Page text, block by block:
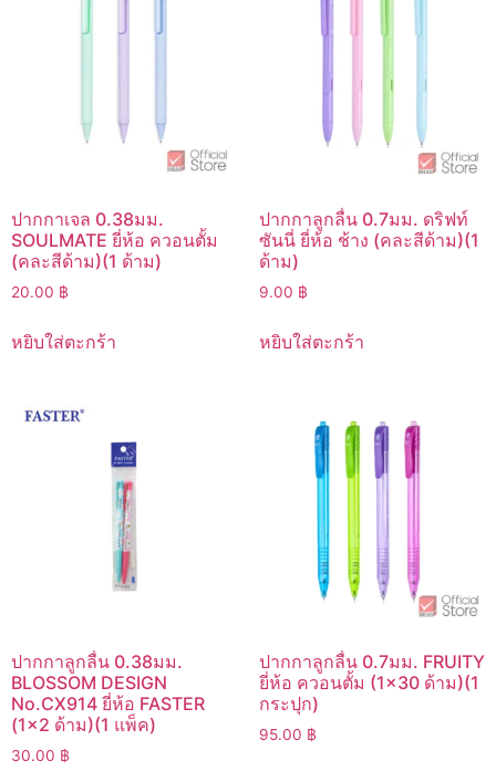
ปากกาเจล 0.38มม.
SOULMATE ยี่ห้อ ควอนตั้ม
(คละสีด้าม)(1 ด้าม)
20.00 ฿
หยิบใส่ตะกร้า
ปากกาลูกลื่น 0.7มม. ดริฟท์
ซันนี่ ยี่ห้อ ช้าง (คละสีด้าม)(1
ด้าม)
9.00 ฿
หยิบใส่ตะกร้า
ปากกาลูกลื่น 0.38มม.
BLOSSOM DESIGN
No.CX914 ยี่ห้อ FASTER
(1×2 ด้าม)(1 แพ็ค)
30.00 ฿
ปากกาลูกลื่น 0.7มม. FRUITY
ยี่ห้อ ควอนตั้ม (1×30 ด้าม)(1
กระปุก)
95.00 ฿